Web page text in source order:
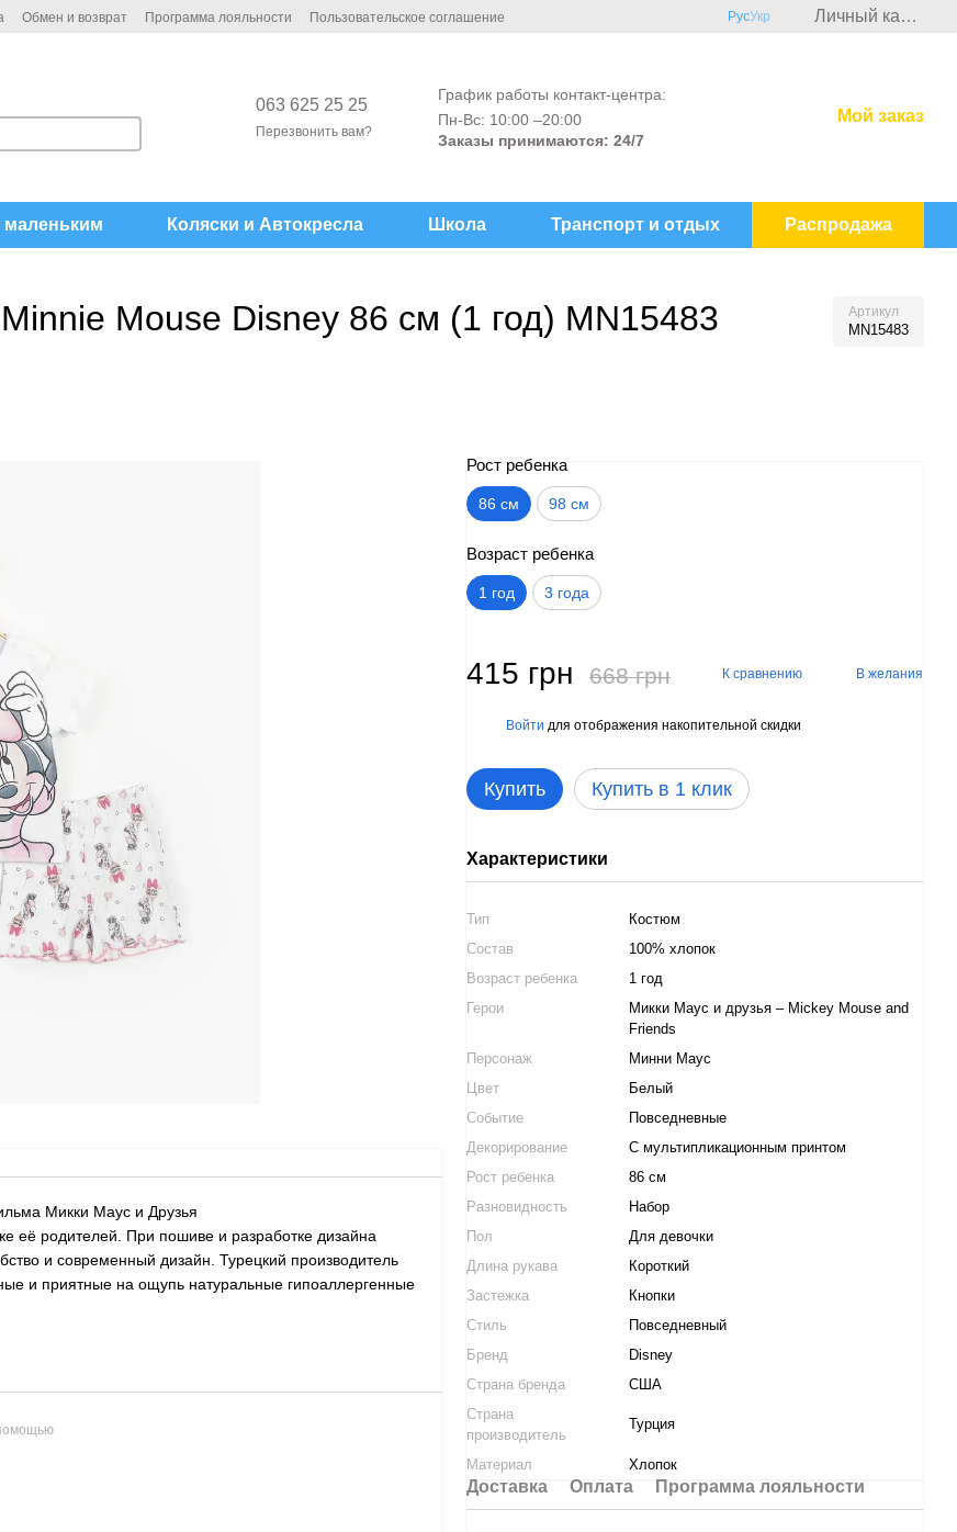
Обмен и возврат Программа лояльности
Пользовательское соглашение
РусУкр Личный кабинет
063 625 25 25
Перезвонить вам?
График работы контакт-центра:
Пн-Вс: 10:00 –20:00
Заказы принимаются: 24/7
Мой заказ
Коляски и Автокреcла Школа Транспорт и отдых Распродажа
Mouse Disney 86 см (1 год) MN15483
Артикул
MN15483
Микки Маус и Друзья
её родителей. При пошиве и разработке дизайна
и современный дизайн. Турецкий производитель
и приятные на ощупь натуральные гипоаллергенные
Рост ребенка
86 см 98 см
Возраст ребенка
1 год 3 года
415 грн 668 грн К сравнению В желания
Войти для отображения накопительной скидки
Купить Купить в 1 клик
Характеристики
Тип
Костюм
Состав
100% хлопок
Возраст ребенка
1 год
Герои
Микки Маус и друзья – Miсkey Mouse and
Friends
Персонаж
Минни Маус
Цвет
Белый
Событие
Повседневные
Декорирование
С мультипликационным принтом
Рост ребенка
86 см
Разновидность
Набор
Пол
Для девочки
Длина рукава
Короткий
Застежка
Кнопки
Стиль
Повседневный
Бренд
Disney
Страна бренда
США
Страна
производитель
Турция
Материал Хлопок
Доставка Оплата Программа лояльности